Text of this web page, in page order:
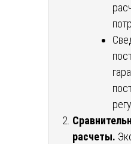
расчеты.